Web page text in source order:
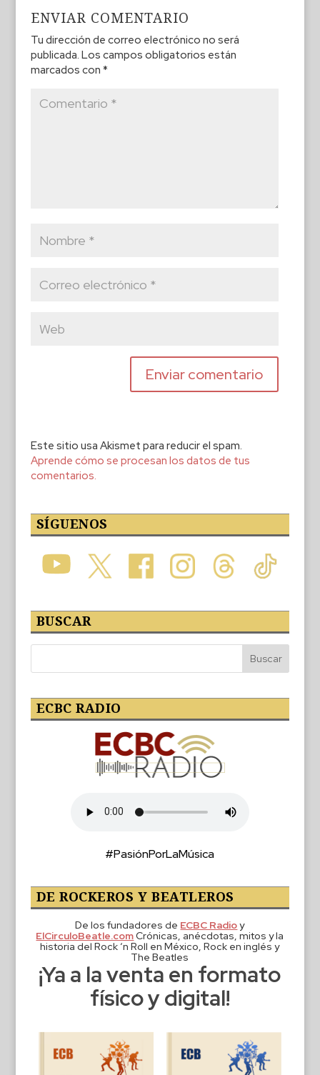
ENVIAR COMENTARIO
Tu dirección de correo electrónico no será
publicada. Los campos obligatorios están
marcados con *
Este sitio usa Akismet para reducir el spam.
Aprende cómo se procesan los datos de tus
comentarios.
SÍGUENOS
BUSCAR
ECBC RADIO
#PasiónPorLaMúsica
DE ROCKEROS Y BEATLEROS
De los fundadores de ECBC Radioy
ElCirculoBeatle.comCrónicas, anécdotas, mitos y la
historia del Rock ‘n Roll en México, Rock en inglés y
The Beatles
¡Ya a la venta en formato
físico y digital!